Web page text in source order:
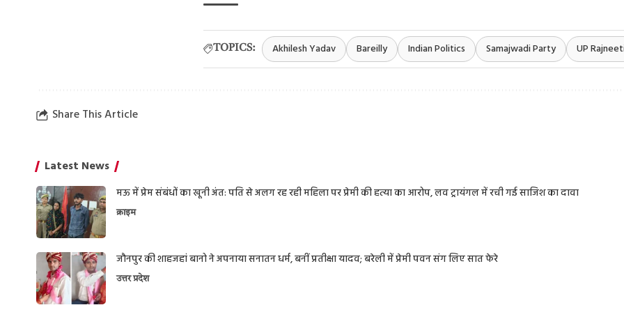
TOPICS: Akhilesh Yadav Bareilly Indian Politics Samajwadi Party UP
Share This Article
Latest News
मऊ में प्रेम संबंधों का खूनी अंत: पति से अलग रह रही महिला पर प्रेमी की हत्या का आरोप, लव ट्रायंगल में रची गई साजिश का दावा
क्राइम
जौनपुर की शाहजहां बानो ने अपनाया सनातन धर्म, बनीं प्रतीक्षा यादव; बरेली में प्रेमी पवन संग लिए सात फेरे
उत्तर प्रदेश